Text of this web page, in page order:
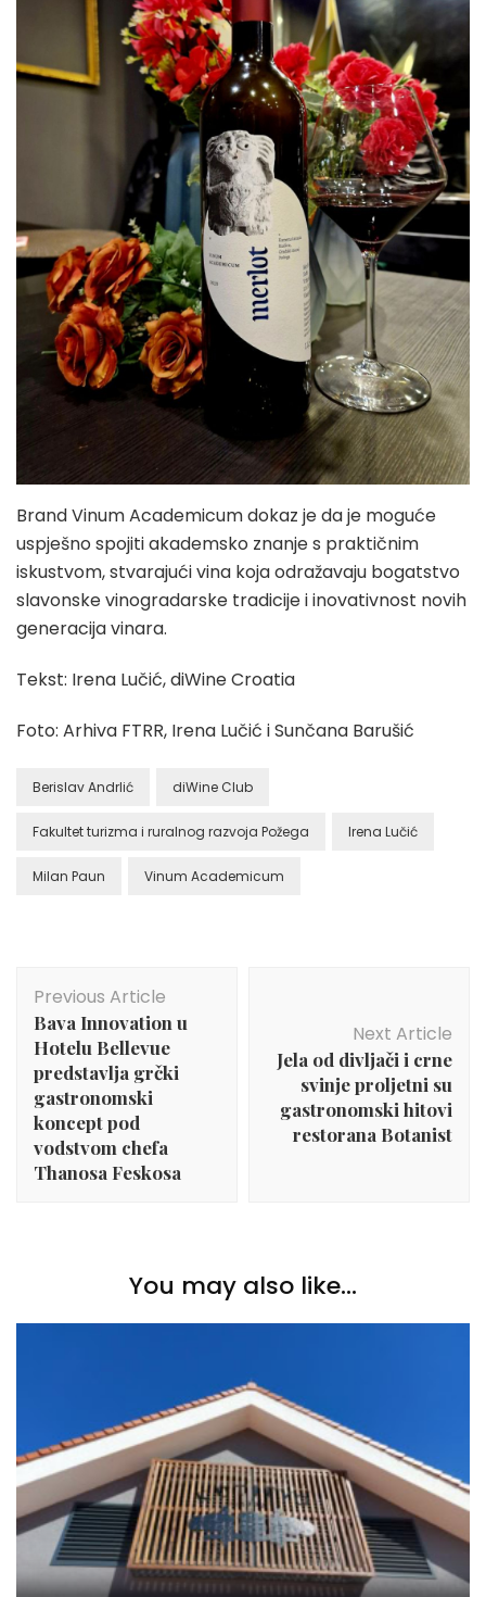
Brand Vinum Academicum dokaz je da je moguće
uspješno spojiti akademsko znanje s praktičnim
iskustvom, stvarajući vina koja odražavaju bogatstvo
slavonske vinogradarske tradicije i inovativnost novih
generacija vinara.
Tekst: Irena Lučić, diWine Croatia
Foto: Arhiva FTRR, Irena Lučić i Sunčana Barušić
Berislav Andrlić diWine Club
Fakultet turizma i ruralnog razvoja Požega Irena Lučić
Milan Paun Vinum Academicum
Navigation
Previous Article
Bava Innovation u
Hotelu Bellevue
predstavlja grčki
gastronomski
koncept pod
vodstvom chefa
Thanosa Feskosa
Next Article
Jela od divljači i crne
svinje proljetni su
gastronomski hitovi
restorana Botanist
You may also like...